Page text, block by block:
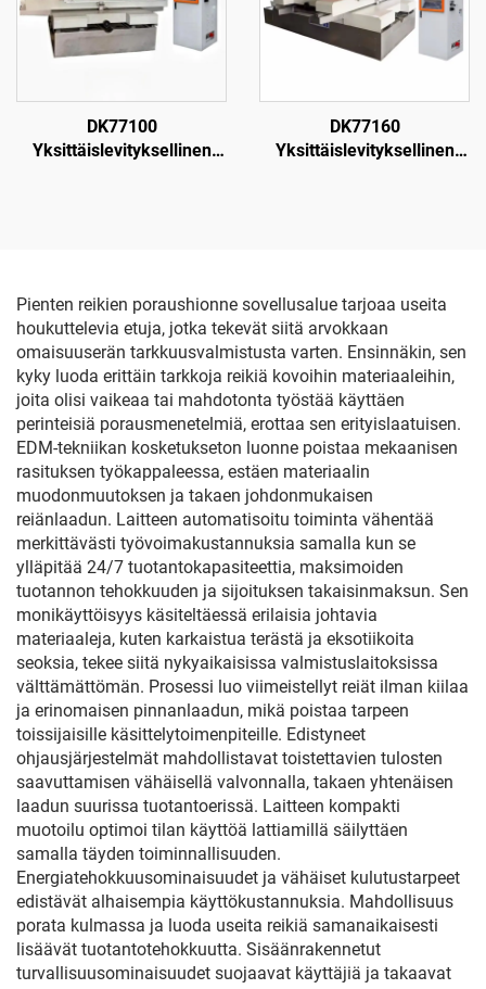
DK77100
Yksittäislevityksellinen
DK77160
Yksittäislevityksellinen
Pienten reikien poraushionne sovellusalue tarjoaa useita
houkuttelevia etuja, jotka tekevät siitä arvokkaan
omaisuuserän tarkkuusvalmistusta varten. Ensinnäkin, sen
kyky luoda erittäin tarkkoja reikiä kovoihin materiaaleihin,
joita olisi vaikeaa tai mahdotonta työstää käyttäen
perinteisiä porausmenetelmiä, erottaa sen erityislaatuisen.
EDM-tekniikan kosketukseton luonne poistaa mekaanisen
rasituksen työkappaleessa, estäen materiaalin
muodonmuutoksen ja takaen johdonmukaisen
reiänlaadun. Laitteen automatisoitu toiminta vähentää
merkittävästi työvoimakustannuksia samalla kun se
ylläpitää 24/7 tuotantokapasiteettia, maksimoiden
tuotannon tehokkuuden ja sijoituksen takaisinmaksun. Sen
monikäyttöisyys käsiteltäessä erilaisia johtavia
materiaaleja, kuten karkaistua terästä ja eksotiikoita
seoksia, tekee siitä nykyaikaisissa valmistuslaitoksissa
välttämättömän. Prosessi luo viimeistellyt reiät ilman kiilaa
ja erinomaisen pinnanlaadun, mikä poistaa tarpeen
toissijaisille käsittelytoimenpiteille. Edistyneet
ohjausjärjestelmät mahdollistavat toistettavien tulosten
saavuttamisen vähäisellä valvonnalla, takaen yhtenäisen
laadun suurissa tuotantoerissä. Laitteen kompakti
muotoilu optimoi tilan käyttöä lattiamillä säilyttäen
samalla täyden toiminnallisuuden.
Energiatehokkuusominaisuudet ja vähäiset kulutustarpeet
edistävät alhaisempia käyttökustannuksia. Mahdollisuus
porata kulmassa ja luoda useita reikiä samanaikaisesti
lisäävät tuotantotehokkuutta. Sisäänrakennetut
turvallisuusominaisuudet suojaavat käyttäjiä ja takaavat